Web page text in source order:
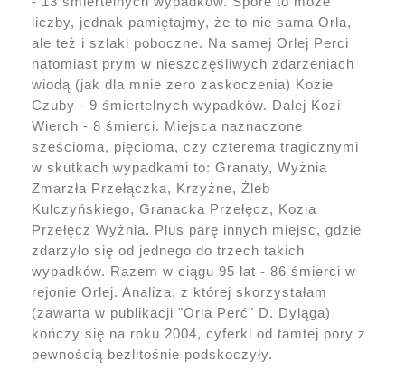
liczby, jednak pamiętajmy, że to nie sama Orla,
ale też i szlaki poboczne. Na samej Orlej Perci
natomiast prym w nieszczęśliwych zdarzeniach
wiodą (jak dla mnie zero zaskoczenia) Kozie
Czuby - 9 śmiertelnych wypadków. Dalej Kozi
Wierch - 8 śmierci. Miejsca naznaczone
sześcioma, pięcioma, czy czterema tragicznymi
w skutkach wypadkami to: Granaty, Wyżnia
Zmarzła Przełączka, Krzyżne, Żleb
Kulczyńskiego, Granacka Przełęcz, Kozia
Przełęcz Wyżnia. Plus parę innych miejsc, gdzie
zdarzyło się od jednego do trzech takich
wypadków. Razem w ciągu 95 lat - 86 śmierci w
rejonie Orlej. Analiza, z której skorzystałam
(zawarta w publikacji "Orla Perć" D. Dyląga)
kończy się na roku 2004, cyferki od tamtej pory z
pewnością bezlitośnie podskoczyły.